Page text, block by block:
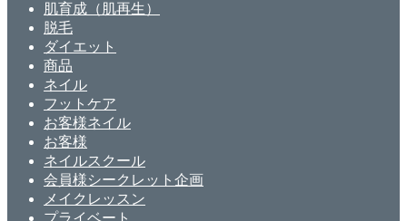
肌育成（肌再生）
脱毛
ダイエット
商品
ネイル
フットケア
お客様ネイル
お客様
ネイルスクール
会員様シークレット企画
メイクレッスン